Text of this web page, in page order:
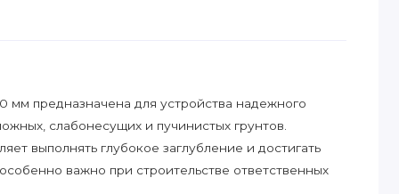
мм предназначена для устройства надежного
слабонесущих и пучинистых грунтов.
выполнять глубокое заглубление и достигать
важно при строительстве ответственных